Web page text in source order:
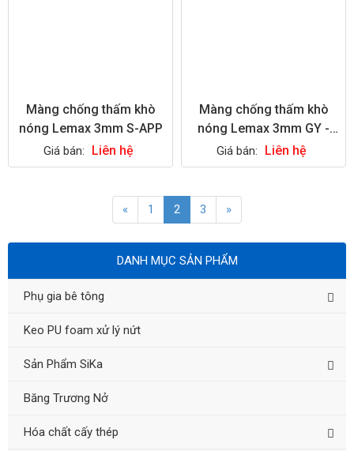
Màng chống thấm khò
nóng Lemax 3mm S-APP
Giá bán: Liên hệ
Màng chống thấm khò
nóng Lemax 3mm GY -
APP
Giá bán: Liên hệ
« 1 2 3 »
DANH MỤC SẢN PHẨM
Phụ gia bê tông
Keo PU foam xử lý nứt
Sản Phẩm SiKa
Băng Trương Nở
Hóa chất cấy thép